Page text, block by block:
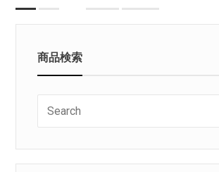
稿
の
ペ
送
商品検索